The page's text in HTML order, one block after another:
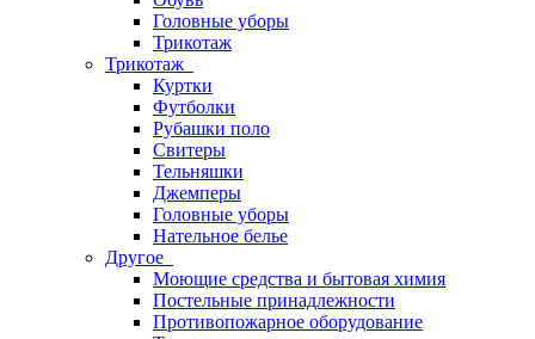
Головные уборы
Трикотаж
Трикотаж
Куртки
Футболки
Рубашки поло
Свитеры
Тельняшки
Джемперы
Головные уборы
Нательное белье
Другое
Моющие средства и бытовая химия
Постельные принадлежности
Противопожарное оборудование